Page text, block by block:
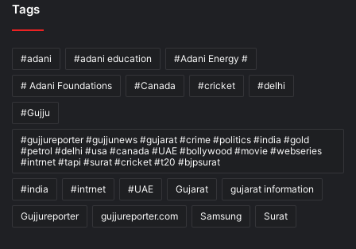
Tags
#adani #adani education #Adani Energy #
# Adani Foundations #Canada #cricket #delhi
#Gujju
#gujjureporter #gujjunews #gujarat #crime #politics #india #gold
#petrol #delhi #usa #canada #UAE #bollywood #movie #webseries
#intrnet #tapi #surat #cricket #t20 #bjpsurat
#india #intrnet #UAE Gujarat gujarat information
Gujjureporter gujjureporter.com Samsung Surat